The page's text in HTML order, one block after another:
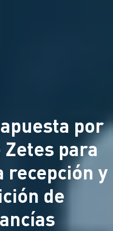
por
Zetes para
y
de